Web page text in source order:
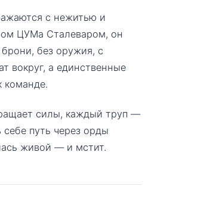
с нежитью и
ЦУМа Сталеваром, он
без оружия, с
вокруг, а единственные
команде.
силы, каждый труп —
путь через орды
живой — и мстит.